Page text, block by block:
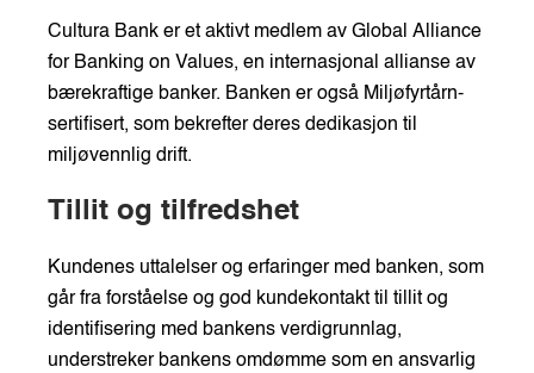
Cultura Bank er et aktivt medlem av Global Alliance
for Banking on Values, en internasjonal allianse av
bærekraftige banker. Banken er også Miljøfyrtårn-
sertifisert, som bekrefter deres dedikasjon til
miljøvennlig drift.
Tillit og tilfredshet
Kundenes uttalelser og erfaringer med banken, som
går fra forståelse og god kundekontakt til tillit og
identifisering med bankens verdigrunnlag,
understreker bankens omdømme som en ansvarlig